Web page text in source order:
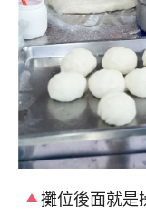
攤位後面就是